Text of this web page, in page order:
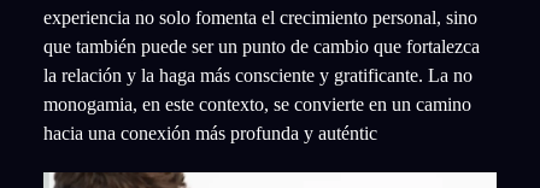
experiencia no solo fomenta el crecimiento personal, sino
que también puede ser un punto de cambio que fortalezca
la relación y la haga más consciente y gratificante. La no
monogamia, en este contexto, se convierte en un camino
hacia una conexión más profunda y auténtic